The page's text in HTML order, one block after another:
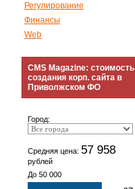
Регулирование
Финансы
Web
CMS Magazine: стоимость
создания корп. сайта в
Приволжском ФО
Город:
Средняя цена: 57 958
рублей
До 50 000